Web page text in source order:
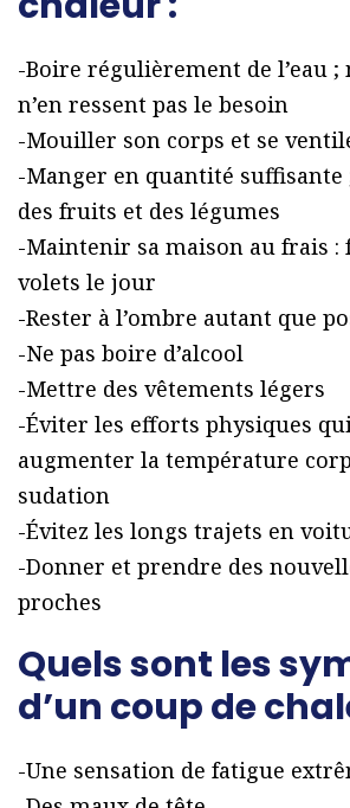
-Boire régulièrement de l’eau ;
n’en ressent pas le besoin
-Mouiller son corps et se
-Manger en quantité
des fruits et des légumes
-Maintenir sa maison au frais :
volets le jour
-Rester à l’ombre autant que
-Ne pas boire d’alcool
-Mettre des vêtements légers
-Éviter les efforts physiques
augmenter la température
sudation
-Évitez les longs trajets en
-Donner et prendre des
proches
Quels sont les
d’un coup de
-Une sensation de fatigue